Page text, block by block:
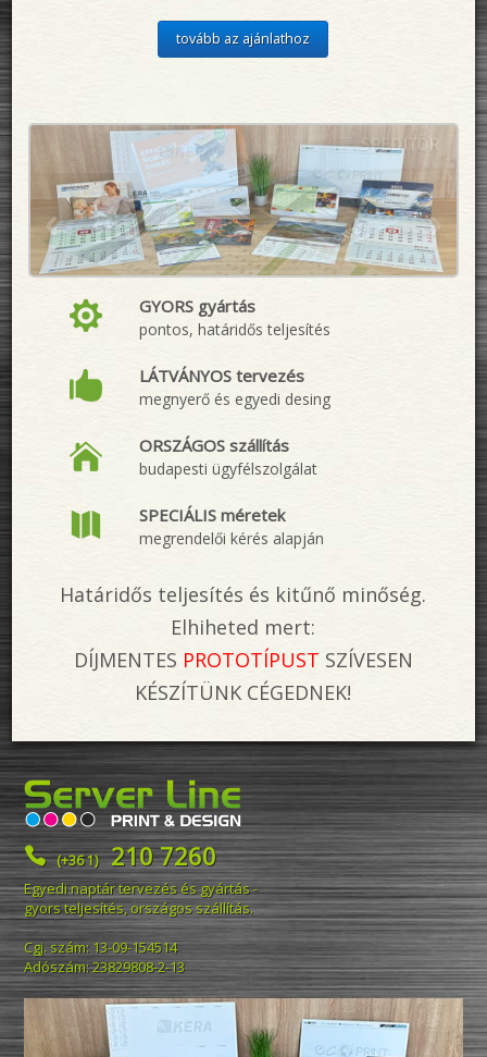
tovább az ajánlathoz
 GYORS gyártás
pontos, határidős teljesítés
 LÁTVÁNYOS tervezés
megnyerő és egyedi desing
 ORSZÁGOS szállítás
budapesti ügyfélszolgálat
 SPECIÁLIS méretek
megrendelői kérés alapján
Határidős teljesítés és kitűnő minőség.
Elhiheted mert:
DÍJMENTES PROTOTÍPUST SZÍVESEN
KÉSZÍTÜNK CÉGEDNEK!
 (+36 1)210 7260
Egyedi naptár tervezés és gyártás -
gyors teljesítés, országos szállítás.
Cgj. szám: 13-09-154514
Adószám: 23829808-2-13